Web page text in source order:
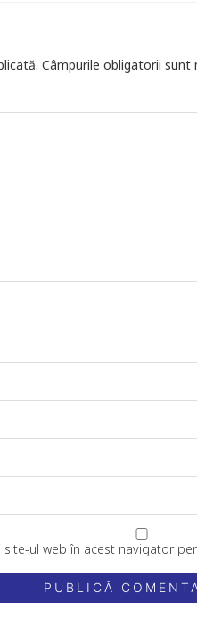
Câmpurile obligatorii sunt
site-ul web în acest navigator